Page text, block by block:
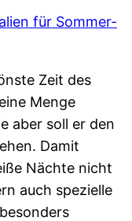
Zeit des
Menge
aber soll er den
Damit
Nächte nicht
auch spezielle